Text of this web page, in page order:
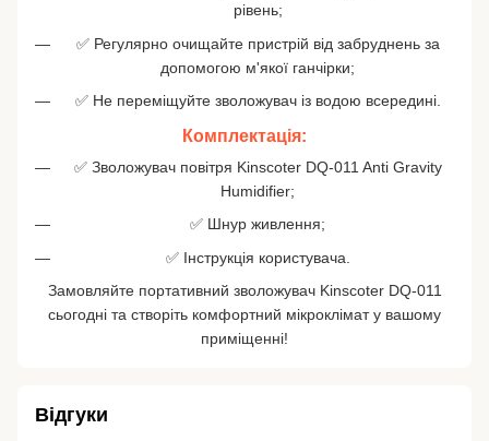
рівень;
✅ Регулярно очищайте пристрій від забруднень за
допомогою м'якої ганчірки;
✅ Не переміщуйте зволожувач із водою всередині.
Комплектація:
✅ Зволожувач повітря Kinscoter DQ-011 Anti Gravity
Humidifier;
✅ Шнур живлення;
✅ Інструкція користувача.
Замовляйте портативний зволожувач Kinscoter DQ-011
сьогодні та створіть комфортний мікроклімат у вашому
приміщенні!
Відгуки